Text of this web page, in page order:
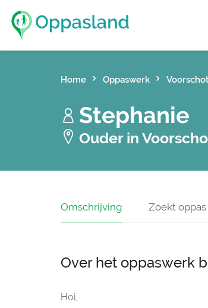
Home Oppaswerk
Stephanie
Ouder in
Omschrijving Zoekt
Over het oppaswerk
Hoi,